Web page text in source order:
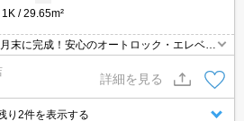
1K 29.65m²
に完成！安心のオートロック・エレベー
充実！
詳細を見る
り2件を表示する